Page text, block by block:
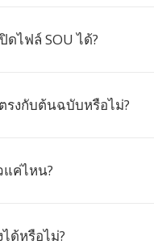
ดไฟล์ SOU ได้?
รงกับต้นฉบับหรือไม่?
แค่ไหน?
ได้หรือไม่?